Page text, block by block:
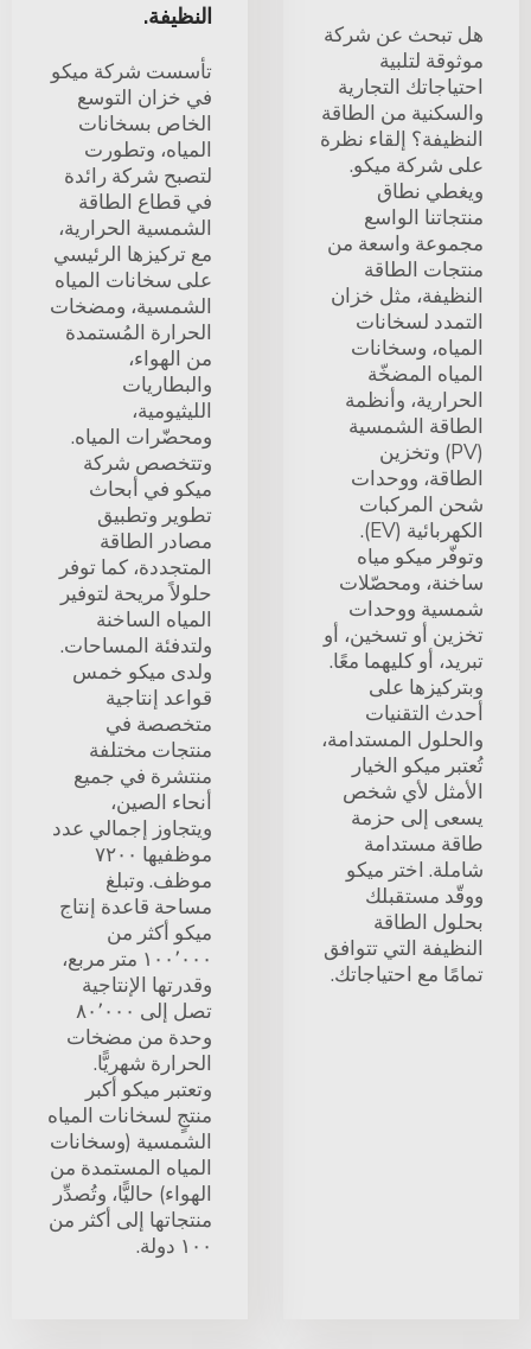
هل تبحث عن شركة
موثوقة لتلبية
احتياجاتك التجارية
والسكنية من الطاقة
النظيفة؟ إلقاء نظرة
على شركة ميكو.
ويغطي نطاق
منتجاتنا الواسع
مجموعة واسعة من
منتجات الطاقة
النظيفة، مثل خزان
التمدد لسخانات
المياه، وسخانات
المياه المضخّة
الحرارية، وأنظمة
الطاقة الشمسية
(PV) وتخزين
الطاقة، ووحدات
شحن المركبات
الكهربائية (EV).
وتوفّر ميكو مياه
ساخنة، ومحصّلات
شمسية ووحدات
تخزين أو تسخين، أو
تبريد، أو كليهما معًا.
وبتركيزها على
أحدث التقنيات
والحلول المستدامة،
تُعتبر ميكو الخيار
الأمثل لأي شخص
يسعى إلى حزمة
طاقة مستدامة
شاملة. اختر ميكو
ووقّد مستقبلك
بحلول الطاقة
النظيفة التي تتوافق
تمامًا مع احتياجاتك.
النظيفة.
تأسست شركة ميكو
في خزان التوسع
الخاص بسخانات
المياه، وتطورت
لتصبح شركة رائدة
في قطاع الطاقة
الشمسية الحرارية،
مع تركيزها الرئيسي
على سخانات المياه
الشمسية، ومضخات
الحرارة المُستمدة
من الهواء،
والبطاريات
الليثيومية،
ومحضّرات المياه.
وتتخصص شركة
ميكو في أبحاث
تطوير وتطبيق
مصادر الطاقة
المتجددة، كما توفر
حلولاً مريحة لتوفير
المياه الساخنة
ولتدفئة المساحات.
ولدى ميكو خمس
قواعد إنتاجية
متخصصة في
منتجات مختلفة
منتشرة في جميع
أنحاء الصين،
ويتجاوز إجمالي عدد
موظفيها ٧٢٠٠
موظف. وتبلغ
مساحة قاعدة إنتاج
ميكو أكثر من
١٠٠٬٠٠٠ متر مربع،
وقدرتها الإنتاجية
تصل إلى ٨٠٬٠٠٠
وحدة من مضخات
الحرارة شهريًّا.
وتعتبر ميكو أكبر
منتجٍ لسخانات المياه
الشمسية (وسخانات
المياه المستمدة من
الهواء) حاليًّا، وتُصدِّر
منتجاتها إلى أكثر من
١٠٠ دولة.